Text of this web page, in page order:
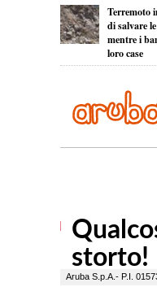
Terremoto
di salvare
mentre i
loro case